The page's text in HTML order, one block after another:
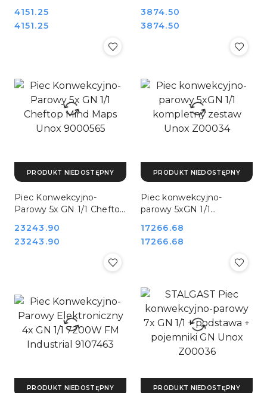
Cena:
4151.25
Cena:
4151.25
Cena:
3874.50
Cena:
3874.50
Piec Konwekcyjno-
Parowy 5x GN 1/1 Cheftop
9000565
Cena:
23243.90
Cena:
23243.90
PRODUKT NIEDOSTĘPNY
Piec konwekcyjno-
parowy 5xGN 1/1
Z00034
Cena:
17266.68
Cena:
17266.68
PRODUKT NIEDOSTĘPNY
PRODUKT NIEDOSTĘPNY PRODUKT NIEDOSTĘPNY